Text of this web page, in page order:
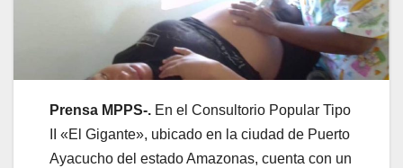
Prensa MPPS-. En el Consultorio Popular Tipo
II «El Gigante», ubicado en la ciudad de Puerto
Ayacucho del estado Amazonas, cuenta con un